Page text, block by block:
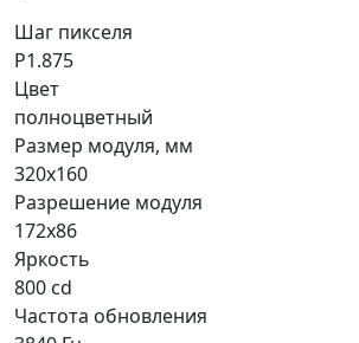
Шаг пикселя
P1.875
Цвет
полноцветный
Размер модуля, мм
320x160
Разрешение модуля
172x86
Яркость
800 cd
Частота обновления